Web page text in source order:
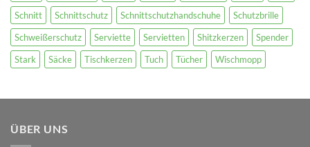
Schnitt
Schnittschutz Schnittschutzhandschuhe
Schutzbrille
Schweißerschutz
Serviette Servietten Shitzkerzen
Spender
Stark
Säcke Tischkerzen Tuch Tücher Wischmopp
ÜBER UNS